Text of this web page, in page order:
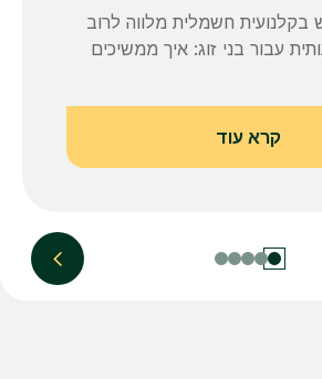
חשמלית מלווה לרוב
עבור בני זוג: איך ממשיכים
קרא עוד